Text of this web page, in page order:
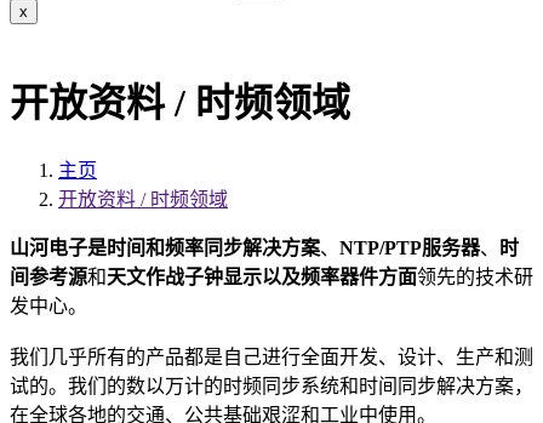
x
开放资料 / 时频领域
主页
开放资料 / 时频领域
山河电子是时间和频率同步解决方案、 NTP/PTP服务器、
时
间参考源和天文作战子钟显示以及频率器件方面领先的技术研
发中心。
我们几乎所有的产品都是自己进行全面开发、设计、生产和测
试的。我们的数以万计的时频同步系统和时间同步解决方案，
在全球各地的交通、公共基础艰涩和工业中使用。